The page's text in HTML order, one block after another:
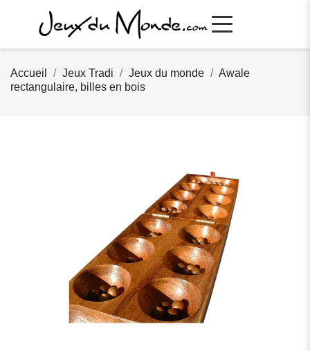
Accueil Jeux Tradi Jeux du monde
Awale
rectangulaire, billes en bois